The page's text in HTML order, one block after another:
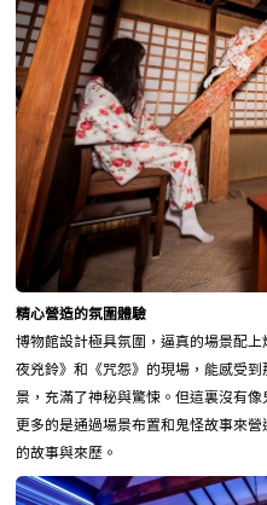
精心營造的氛圍體驗
博物館設計極具氛圍，逼真的場景配
夜兇鈴》和《咒怨》的現場，能感受
景，充滿了神秘與驚悚。但這裏沒有
更多的是通過場景布置和鬼怪故事來
的故事與來歷。